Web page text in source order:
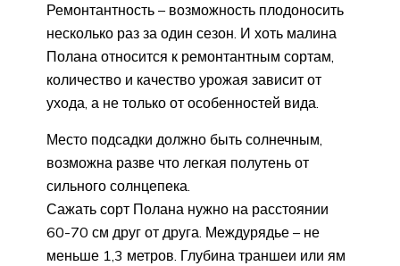
Ремонтантность – возможность плодоносить
несколько раз за один сезон. И хоть малина
Полана относится к ремонтантным сортам,
количество и качество урожая зависит от
ухода, а не только от особенностей вида.
Место подсадки должно быть солнечным,
возможна разве что легкая полутень от
сильного солнцепека.
Сажать сорт Полана нужно на расстоянии
60-70 см друг от друга. Междурядье – не
меньше 1,3 метров. Глубина траншеи или ям